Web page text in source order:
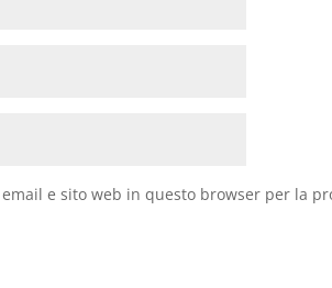
e sito web in questo browser per la